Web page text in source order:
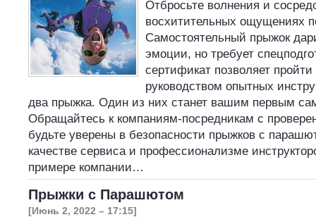
Отбросьте волнения и
восхитительных ощущениях
Самостоятельный прыжок
эмоции, но требует
сертификат позволяет
руководством опытных
два прыжка. Один из них станет вашим первым
Обращайтесь к компаниям-посредникам с
будьте уверены в безопасности прыжков с
качестве сервиса и профессионализме
примере компании…
Прыжки с Парашютом
[Июнь 2, 2022 – 17:15]